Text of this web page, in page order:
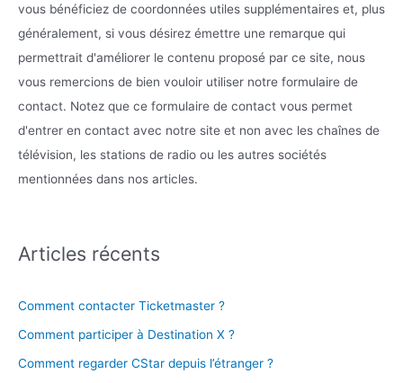
vous bénéficiez de coordonnées utiles supplémentaires et, plus
généralement, si vous désirez émettre une remarque qui
permettrait d'améliorer le contenu proposé par ce site, nous
vous remercions de bien vouloir utiliser notre formulaire de
contact. Notez que ce formulaire de contact vous permet
d'entrer en contact avec notre site et non avec les chaînes de
télévision, les stations de radio ou les autres sociétés
mentionnées dans nos articles.
Articles récents
Comment contacter Ticketmaster ?
Comment participer à Destination X ?
Comment regarder CStar depuis l’étranger ?